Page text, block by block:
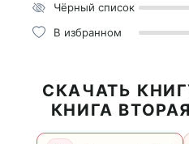
Чёрный список
В избранном
СКАЧАТЬ
КНИГА